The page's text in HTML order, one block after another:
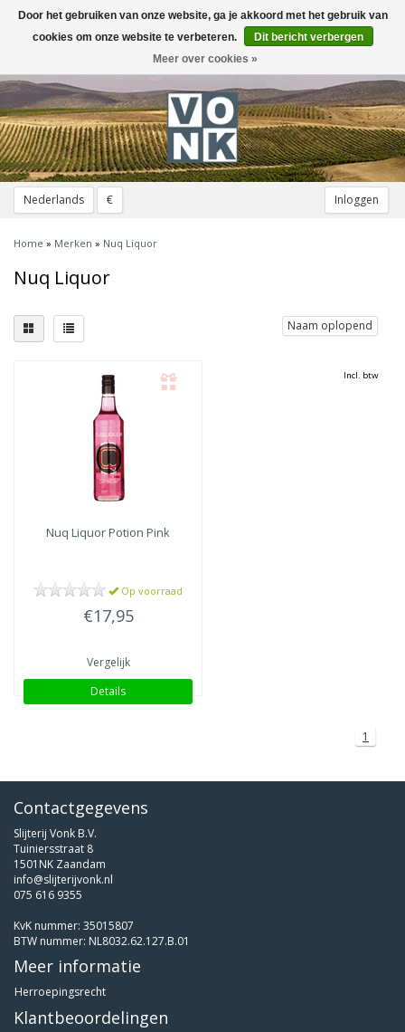
Nederlands € Inloggen
Toggle
navigation
Home » Merken » Nuq Liquor
Nuq Liquor
Naam oplopend
Nuq LiquorPotion Pink
Op voorraad
€17,95
Vergelijk
Details
Incl. btw
1
Contactgegevens
Slijterij Vonk B.V.
Tuiniersstraat 8
1501NK Zaandam
info@slijterijvonk.nl
075 616 9355
KvK nummer: 35015807
BTW nummer: NL8032.62.127.B.01
Meer informatie
Herroepingsrecht
Klantbeoordelingen
Door het gebruiken van onze website, ga je akkoord met het gebruik van
cookies om onze website te verbeteren.
Dit bericht verbergen
Meer over cookies »